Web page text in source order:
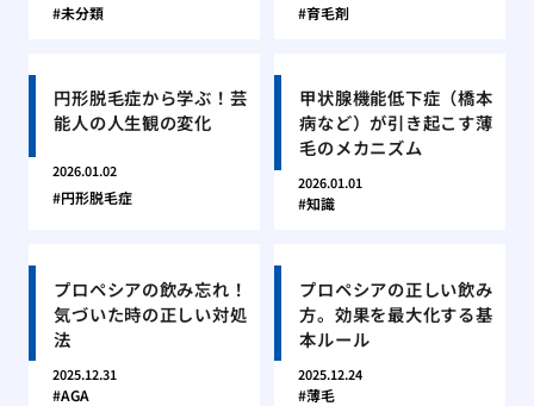
未分類 育毛剤
円形脱毛症から学ぶ！芸
能人の人生観の変化
2026.01.02
円形脱毛症
甲状腺機能低下症（橋本
病など）が引き起こす薄
毛のメカニズム
2026.01.01
知識
プロペシアの飲み忘れ！
気づいた時の正しい対処
法
2025.12.31
AGA
プロペシアの正しい飲み
方。効果を最大化する基
本ルール
2025.12.24
薄毛